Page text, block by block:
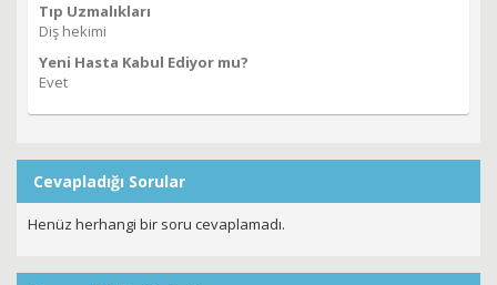
Tıp Uzmalıkları
Diş hekimi
Yeni Hasta Kabul Ediyor mu?
Evet
Cevapladığı Sorular
Henüz herhangi bir soru cevaplamadı.